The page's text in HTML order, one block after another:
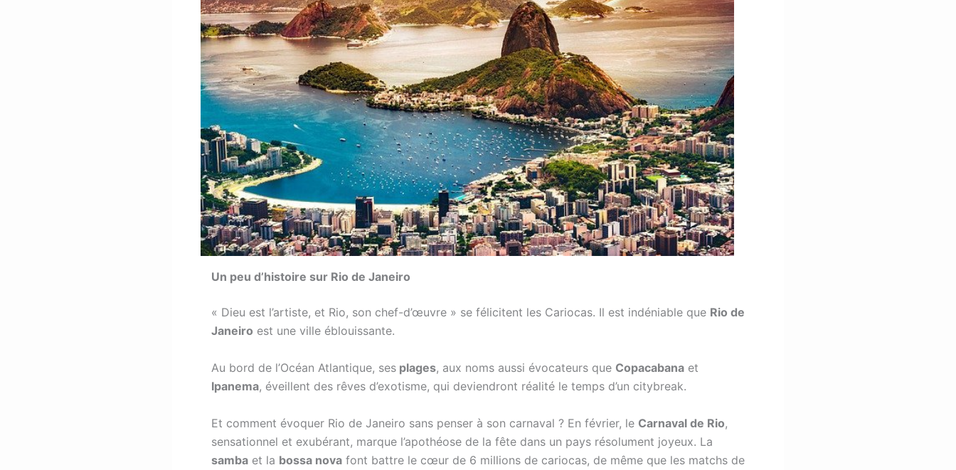
Un peu d’histoire sur Rio de Janeiro
« Dieu est l’artiste, et Rio, son chef-d’œuvre » se félicitent les Cariocas. Il est indéniable que Rio de
Janeiro est une ville éblouissante.
Au bord de l’Océan Atlantique, ses plages, aux noms aussi évocateurs que Copacabana et
Ipanema, éveillent des rêves d’exotisme, qui deviendront réalité le temps d’un citybreak.
Et comment évoquer Rio de Janeiro sans penser à son carnaval ? En février, le Carnaval de Rio,
sensationnel et exubérant, marque l’apothéose de la fête dans un pays résolument joyeux. La
samba et la bossa nova font battre le cœur de 6 millions de cariocas, de même que les matchs de